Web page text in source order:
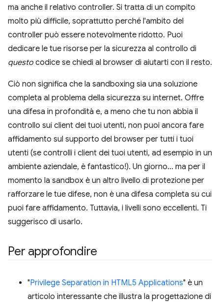
ma anche il relativo controller. Si tratta di un compito
molto più difficile, soprattutto perché l'ambito del
controller può essere notevolmente ridotto. Puoi
dedicare le tue risorse per la sicurezza al controllo di
questo codice se chiedi al browser di aiutarti con il resto.
Ciò non significa che la sandboxing sia una soluzione
completa al problema della sicurezza su internet. Offre
una difesa in profondità e, a meno che tu non abbia il
controllo sui client dei tuoi utenti, non puoi ancora fare
affidamento sul supporto del browser per tutti i tuoi
utenti (se controlli i client dei tuoi utenti, ad esempio in un
ambiente aziendale, è fantastico!). Un giorno… ma per il
momento la sandbox è un altro livello di protezione per
rafforzare le tue difese, non è una difesa completa su cui
puoi fare affidamento. Tuttavia, i livelli sono eccellenti. Ti
suggerisco di usarlo.
Per approfondire
"Privilege Separation in HTML5 Applications" è un
articolo interessante che illustra la progettazione di